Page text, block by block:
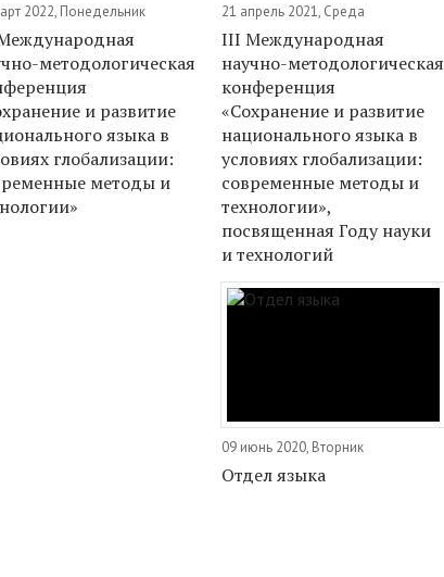
2022, Понедельник
методологическая
и развитие
языка в
глобализации:
методы и
21 апрель 2021, Среда
III Международная
научно-методологическая
конференция
«Сохранение и развитие
национального языка в
условиях глобализации:
современные методы и
технологии»,
посвященная Году науки
и технологий
09 июнь 2020, Вторник
Отдел языка